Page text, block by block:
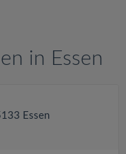
in Essen
Essen